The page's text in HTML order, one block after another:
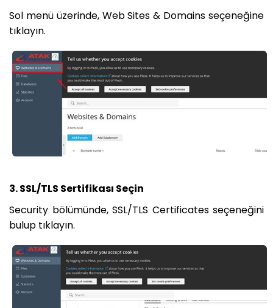
Sol menü üzerinde, Web Sites & Domains seçeneğine
tıklayın.
3. SSL/TLS Sertifikası Seçin
Security bölümünde, SSL/TLS Certificates seçeneğini
bulup tıklayın.